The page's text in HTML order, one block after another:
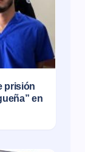
prisión
en